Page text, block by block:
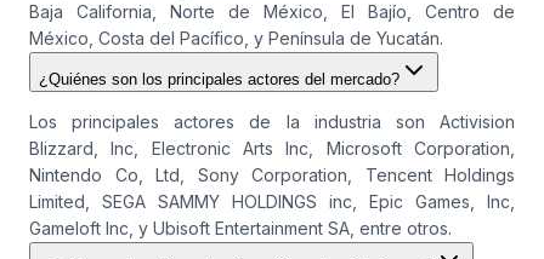
Baja California, Norte de México, El Bajío, Centro de
México, Costa del Pacífico, y Península de Yucatán.
¿Quiénes son los principales actores del mercado?
Los principales actores de la industria son Activision
Blizzard, Inc, Electronic Arts Inc, Microsoft Corporation,
Nintendo Co, Ltd, Sony Corporation, Tencent Holdings
Limited, SEGA SAMMY HOLDINGS inc, Epic Games, Inc,
Gameloft Inc, y Ubisoft Entertainment SA, entre otros.